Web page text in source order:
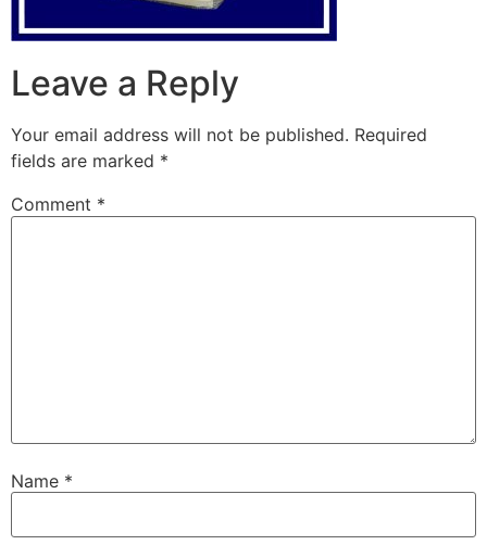
Leave a Reply
Your email address will not be published. Required
fields are marked *
Comment *
Name *